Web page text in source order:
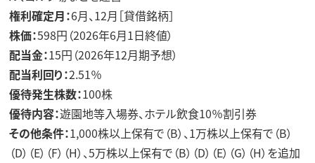
権利確定月：6月、12月［貸借銘柄］
株価：598円（2026年6月1日終値）
配当金：15円（2026年12月期予想）
配当利回り：2.51％
優待発生株数：100株
優待内容：遊園地等入場券、ホテル飲食10％割引券
その他条件：1,000株以上保有で（B）、1万株以上保有で（B）
（D）（E）（F）（H）、5万株以上保有で（B）（D）（E）（G）（H）を追加